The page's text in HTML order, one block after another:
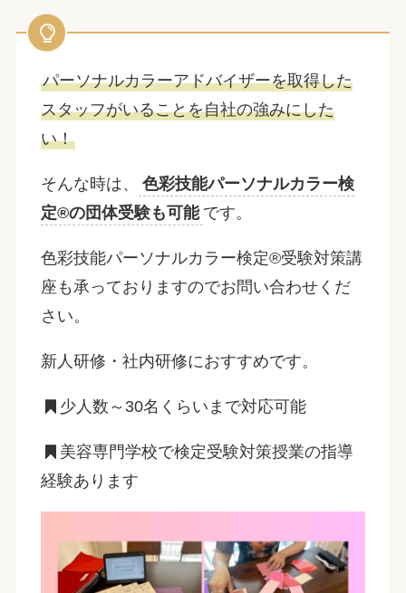
パーソナルカラーアドバイザーを取得した
スタッフがいることを自社の強みにした
い！
そんな時は、
色彩技能パーソナルカラー検
定®の団体受験も可能 です。
色彩技能パーソナルカラー検定®︎受験対策講
座も承っておりますのでお問い合わせくだ
さい。
新人研修・社内研修におすすめです。
少人数～30名くらいまで対応可能
美容専門学校で検定受験対策授業の指導
経験あります